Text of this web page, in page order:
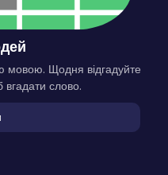
мовою. Щодня відгадуйте
слово.